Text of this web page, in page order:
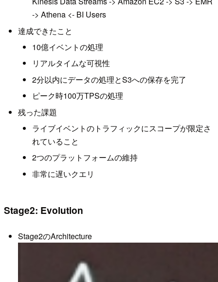
-> Athena <- BI Users
達成できたこと
10億イベントの処理
リアルタイムな可視性
2分以内にデータの処理とS3への保存を完了
ピーク時100万TPSの処理
残った課題
ライブイベントのトラフィックにスコープが限定さ
れていること
2つのプラットフォームの維持
非常に遅いクエリ
Stage2: Evolution
Stage2のArchitecture